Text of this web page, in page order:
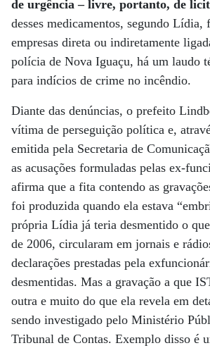
de urgência – livre, portanto, de
desses medicamentos, segundo
empresas direta ou indiretamente
polícia de Nova Iguaçu, há um laudo
para indícios de crime no incêndio.
Diante das denúncias, o prefeito
vítima de perseguição política e,
emitida pela Secretaria de
as acusações formuladas pelas ex-
afirma que a fita contendo as
foi produzida quando ela estava
própria Lídia já teria desmentido o
de 2006, circularam em jornais e
declarações prestadas pela
desmentidas. Mas a gravação a que
outra e muito do que ela revela em
sendo investigado pelo Ministério
Tribunal de Contas. Exemplo disso é